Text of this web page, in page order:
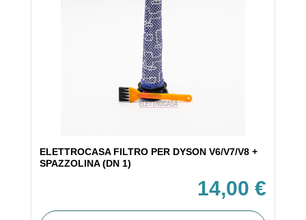
ELETTROCASA FILTRO PER DYSON V6/V7/V8 +
SPAZZOLINA (DN 1)
14,00 €